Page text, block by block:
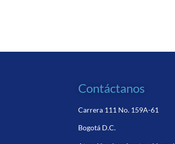
Contáctanos
Carrera 111 No. 159A-61
Bogotá D.C.